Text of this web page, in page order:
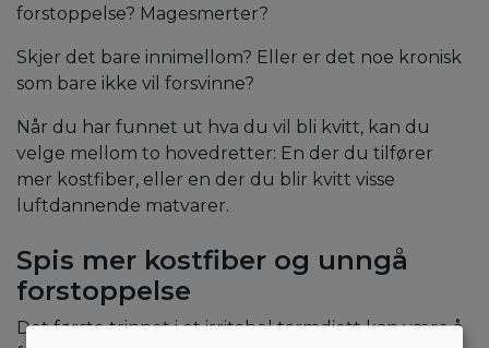
forstoppelse? Magesmerter?
Skjer det bare innimellom? Eller er det noe kronisk
som bare ikke vil forsvinne?
Når du har funnet ut hva du vil bli kvitt, kan du
velge mellom to hovedretter: En der du tilfører
mer kostfiber, eller en der du blir kvitt visse
luftdannende matvarer.
Spis mer kostfiber og unngå
forstoppelse
Det første trinnet i et irritabel tarmdiett kan være å